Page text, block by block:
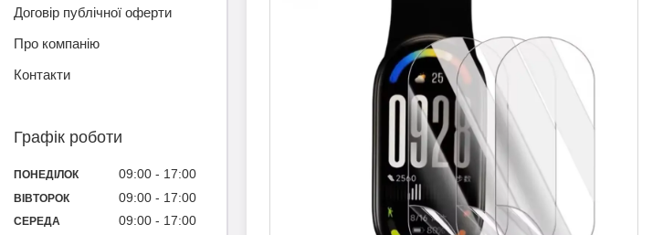
Договір публічної оферти
Про компанію
Контакти
Графік роботи
ПОНЕДІЛОК 09:00 17:00
ВІВТОРОК 09:00 17:00
СЕРЕДА 09:00 17:00